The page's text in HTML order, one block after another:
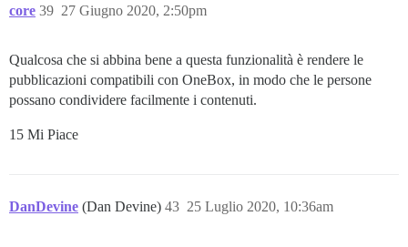
core 27 Giugno 2020, 2:50pm
39
Qualcosa che si abbina bene a questa funzionalità è rendere le
pubblicazioni compatibili con OneBox, in modo che le persone
possano condividere facilmente i contenuti.
15 Mi Piace
DanDevine (Dan Devine) 25 Luglio 2020, 10:36am
43